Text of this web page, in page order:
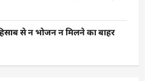
से न भोजन न मिलने का बाहर